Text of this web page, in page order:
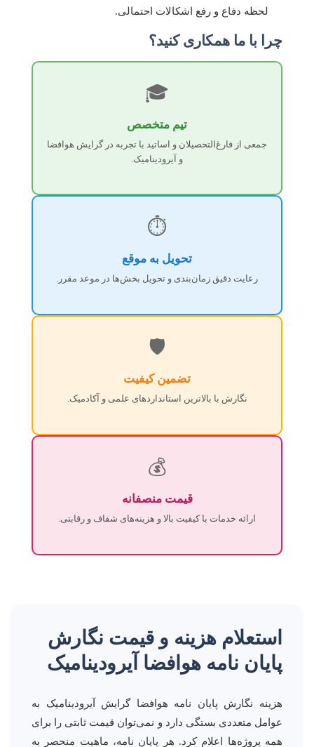
لحظه دفاع و رفع اشکالات احتمالی.
چرا با ما همکاری کنید؟
🎓
تیم متخصص
جمعی از فارغ‌التحصیلان و اساتید با تجربه در گرایش هوافضا
و آیرودینامیک.
⏱️
تحویل به موقع
رعایت دقیق زمان‌بندی و تحویل بخش‌ها در موعد مقرر.
🛡️
تضمین کیفیت
نگارش با بالاترین استانداردهای علمی و آکادمیک.
💰
قیمت منصفانه
ارائه خدمات با کیفیت بالا و هزینه‌های شفاف و رقابتی.
استعلام هزینه و قیمت نگارش
پایان نامه هوافضا آیرودینامیک
هزینه نگارش پایان نامه هوافضا گرایش آیرودینامیک به
عوامل متعددی بستگی دارد و نمی‌توان قیمت ثابتی را برای
همه پروژه‌ها اعلام کرد. هر پایان نامه، ماهیت منحصر به